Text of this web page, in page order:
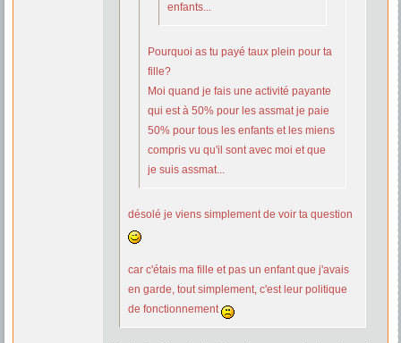
enfants...
Pourquoi as tu payé taux plein pour ta
fille?
Moi quand je fais une activité payante
qui est à 50% pour les assmat je paie
50% pour tous les enfants et les miens
compris vu qu'il sont avec moi et que
je suis assmat...
désolé je viens simplement de voir ta question
car c'étais ma fille et pas un enfant que j'avais
en garde, tout simplement, c'est leur politique
de fonctionnement